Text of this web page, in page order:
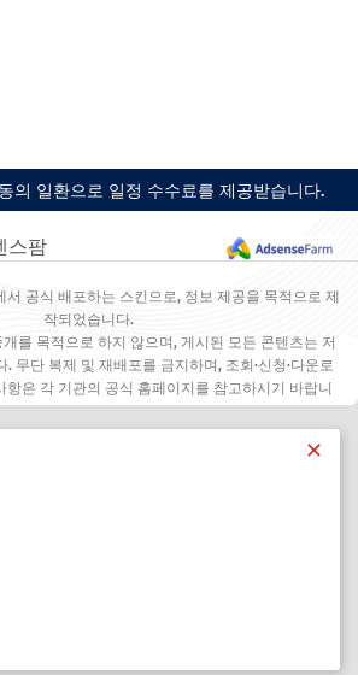
의 일환으로 일정 수수료를 제공받습니다.
스팜
공식 배포하는 스킨으로, 정보 제공을 목적으로 제
작되었습니다.
를 목적으로 하지 않으며, 게시된 모든 콘텐츠는 저
무단 복제 및 재배포를 금지하며, 조회·신청·다운로
항은 각 기관의 공식 홈페이지를 참고하시기 바랍니
✕